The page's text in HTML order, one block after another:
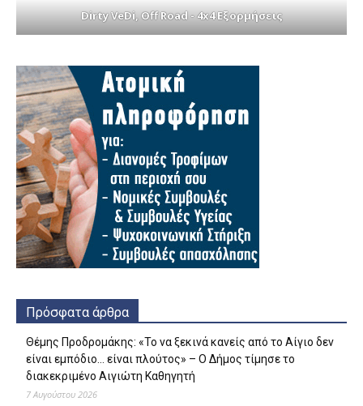
Dirty VeDi, Off Road - 4x4 Εξορμήσεις
Πρόσφατα άρθρα
Θέμης Προδρομάκης: «Το να ξεκινά κανείς από το Αίγιο δεν
είναι εμπόδιο… είναι πλούτος» – O Δήμος τίμησε το
διακεκριμένο Αιγιώτη Καθηγητή
7 Αυγούστου 2026